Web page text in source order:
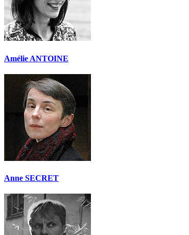
Amélie ANTOINE
Anne SECRET